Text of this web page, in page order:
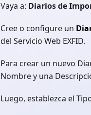
Vaya a: Diarios de
Cree o configure un
del Servicio Web EXFID.
Para crear un nuevo
Nombre y una
Luego, establezca el